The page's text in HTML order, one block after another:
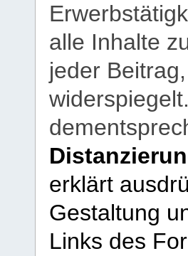
alle Inhalte
jeder
erklärt
Gestaltung
Links des